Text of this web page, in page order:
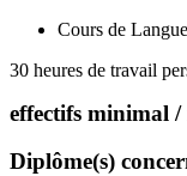
Cours de
30 heures de travail
effectifs minimal
Diplôme(s)